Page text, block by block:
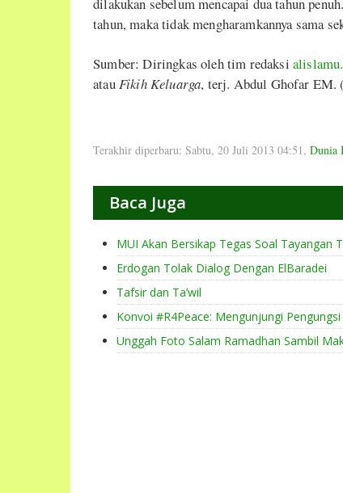
dilakukan sebelum mencapai dua tahun
tahun, maka tidak mengharamkannya sama
Sumber: Diringkas oleh tim redaksi
atauFikih Keluarga, terj. Abdul Ghofar EM.
Terakhir diperbaru: Sabtu, 20 Juli 2013 04:51, Dunia
Baca Juga
MUI Akan Bersikap Tegas Soal Tayangan
Erdogan Tolak Dialog Dengan ElBaradei
Tafsir dan Ta’wil
Konvoi #R4Peace: Mengunjungi
Unggah Foto Salam Ramadhan Sambil